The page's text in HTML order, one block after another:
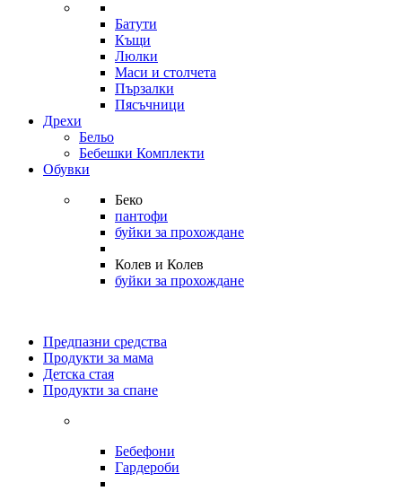
Батути
Къщи
Люлки
Маси и столчета
Пързалки
Пясъчници
Дрехи
Бельо
Бебешки Комплекти
Обувки
Беко
пантофи
буйки за прохождане
Колев и Колев
буйки за прохождане
Предпазни средства
Продукти за мама
Детска стая
Продукти за спане
Бебефони
Гардероби